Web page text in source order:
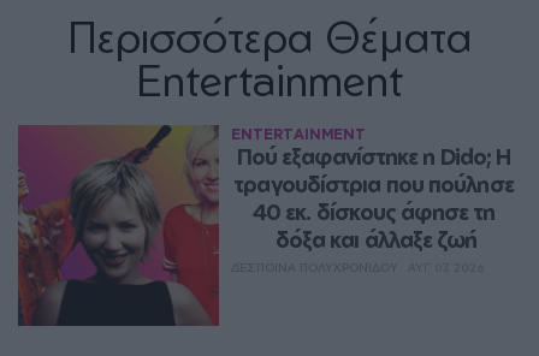
Περισσότερα Θέματα
Entertainment
ENTERTAINMENT
Πού εξαφανίστηκε η Dido; Η
τραγουδίστρια που πούλησε
40 εκ. δίσκους άφησε τη
δόξα και άλλαξε ζωή